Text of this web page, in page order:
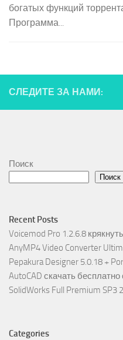
богатых функций
Программа...
СЛЕДИТЕ ЗА НАМИ:
Поиск
Поиск
Recent Posts
Voicemod Pro 1.2.6.8
AnyMP4 Video Converter
Pepakura Designer 5.0.18 +
AutoCAD скачать
SolidWorks Full Premium SP3
Categories